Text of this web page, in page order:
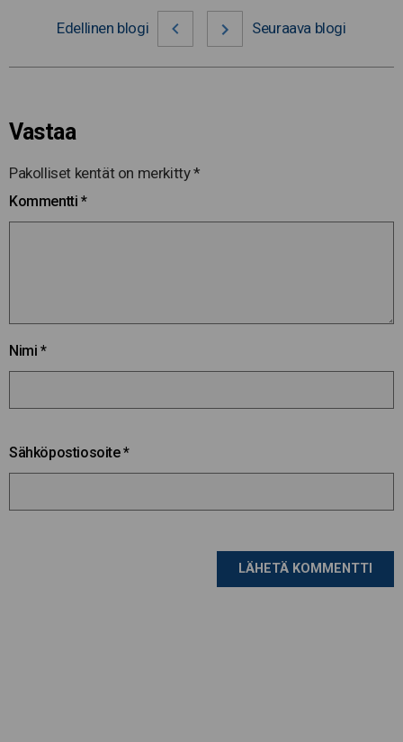
Edellinen blogi Seuraava blogi
Vastaa
Pakolliset kentät on merkitty*
Kommentti *
Nimi *
Sähköpostiosoite*